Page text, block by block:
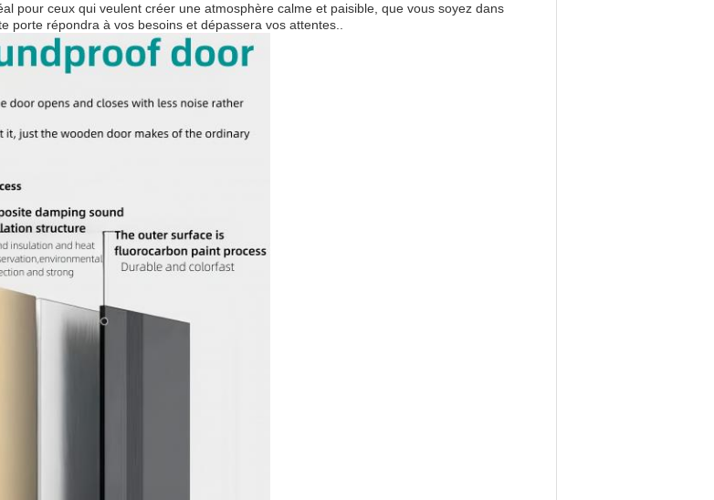
pour ceux qui veulent créer une atmosphère calme et paisible, que vous soyez dans
répondra à vos besoins et dépassera vos attentes..